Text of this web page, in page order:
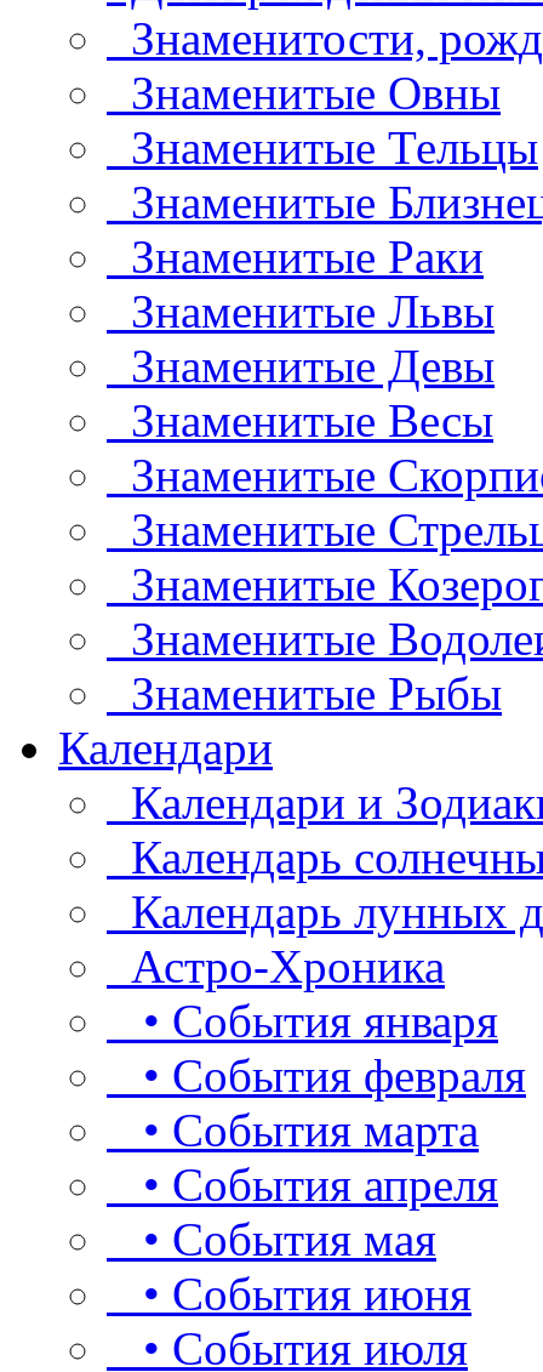
Знаменитости,
Знаменитые Овны
Знаменитые Тельцы
Знаменитые
Знаменитые Раки
Знаменитые Львы
Знаменитые Девы
Знаменитые Весы
Знаменитые
Знаменитые
Знаменитые
Знаменитые
Знаменитые Рыбы
Календари
Календари и
Календарь
Календарь лунных
Астро-Хроника
• События января
• События февраля
• События марта
• События апреля
• События мая
• События июня
• События июля